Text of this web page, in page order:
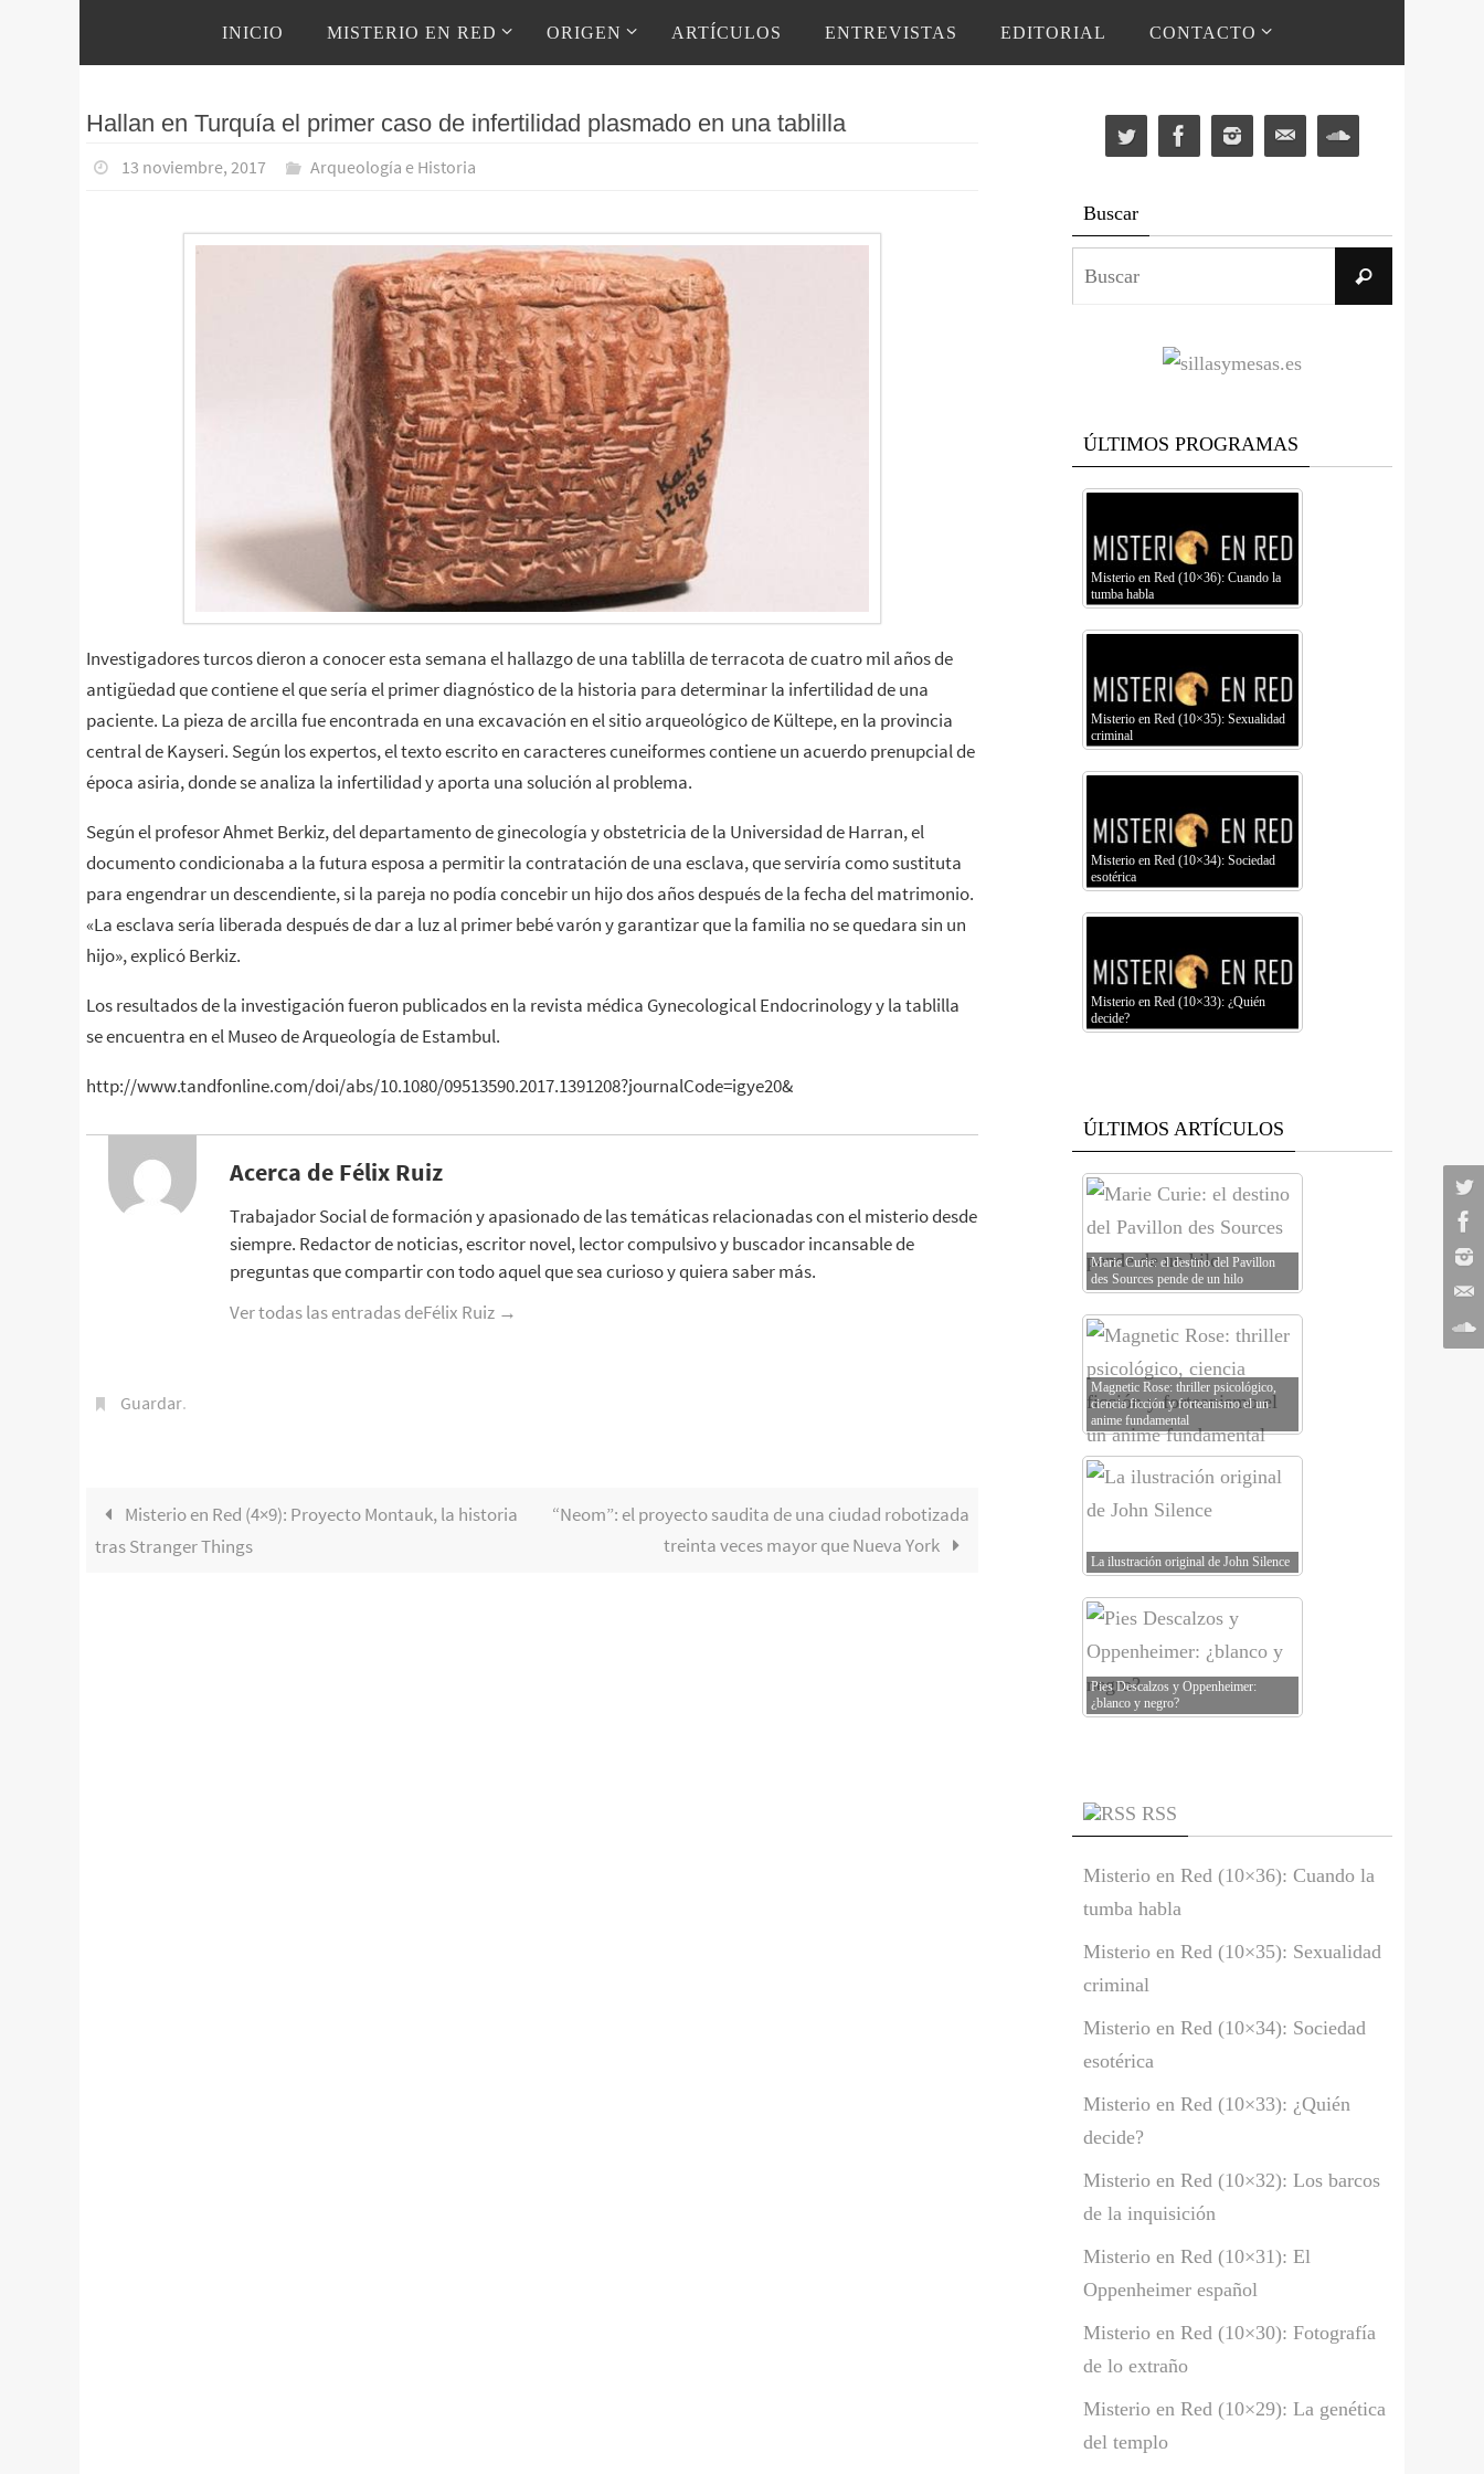
contenido
INICIO MISTERIO EN RED ORIGEN ARTÍCULOS ENTREVISTAS EDITORIAL CONTACTO
Hallan en Turquía el primer caso de infertilidad plasmado en una tablilla
13 noviembre, 2017 Arqueología e Historia
Investigadores turcos dieron a conocer esta semana el hallazgo de una tablilla de terracota de cuatro mil años de
antigüedad que contiene el que sería el primer diagnóstico de la historia para determinar la infertilidad de una
paciente. La pieza de arcilla fue encontrada en una excavación en el sitio arqueológico de Kültepe, en la provincia
central de Kayseri. Según los expertos, el texto escrito en caracteres cuneiformes contiene un acuerdo prenupcial de
época asiria, donde se analiza la infertilidad y aporta una solución al problema.
Según el profesor Ahmet Berkiz, del departamento de ginecología y obstetricia de la Universidad de Harran, el
documento condicionaba a la futura esposa a permitir la contratación de una esclava, que serviría como sustituta
para engendrar un descendiente, si la pareja no podía concebir un hijo dos años después de la fecha del matrimonio.
«La esclava sería liberada después de dar a luz al primer bebé varón y garantizar que la familia no se quedara sin un
hijo», explicó Berkiz.
Los resultados de la investigación fueron publicados en la revista médica Gynecological Endocrinology y la tablilla
se encuentra en el Museo de Arqueología de Estambul.
http://www.tandfonline.com/doi/abs/10.1080/09513590.2017.1391208?journalCode=igye20&
Acerca de Félix Ruiz
Trabajador Social de formación y apasionado de las temáticas relacionadas con el misterio desde
siempre. Redactor de noticias, escritor novel, lector compulsivo y buscador incansable de
preguntas que compartir con todo aquel que sea curioso y quiera saber más.
Ver todas las entradas deFélix Ruiz →
Guardar.
Misterio en Red (4×9): Proyecto Montauk, la historia
tras Stranger Things
“Neom”: el proyecto saudita de una ciudad robotizada
treinta veces mayor que Nueva York
Buscar
Buscar
ÚLTIMOS PROGRAMAS
Misterio en Red (10×36): Cuando la
tumba habla
Misterio en Red (10×35): Sexualidad
criminal
Misterio en Red (10×34): Sociedad
esotérica
Misterio en Red (10×33): ¿Quién
decide?
ÚLTIMOS ARTÍCULOS
Marie Curie: el destino del Pavillon
des Sources pende de un hilo
Magnetic Rose: thriller psicológico,
ciencia ficción y forteanismo el un
anime fundamental
La ilustración original de John Silence
Pies Descalzos y Oppenheimer:
¿blanco y negro?
RSS
Misterio en Red (10×36): Cuando la
tumba habla
Misterio en Red (10×35): Sexualidad
criminal
Misterio en Red (10×34): Sociedad
esotérica
Misterio en Red (10×33): ¿Quién
decide?
Misterio en Red (10×32): Los barcos
de la inquisición
Misterio en Red (10×31): El
Oppenheimer español
Misterio en Red (10×30): Fotografía
de lo extraño
Misterio en Red (10×29): La genética
del templo